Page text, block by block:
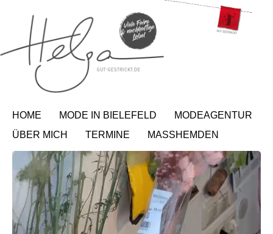
HOME MODE IN BIELEFELD
MODEAGENTUR
ÜBER MICH
TERMINE MASSHEMDEN